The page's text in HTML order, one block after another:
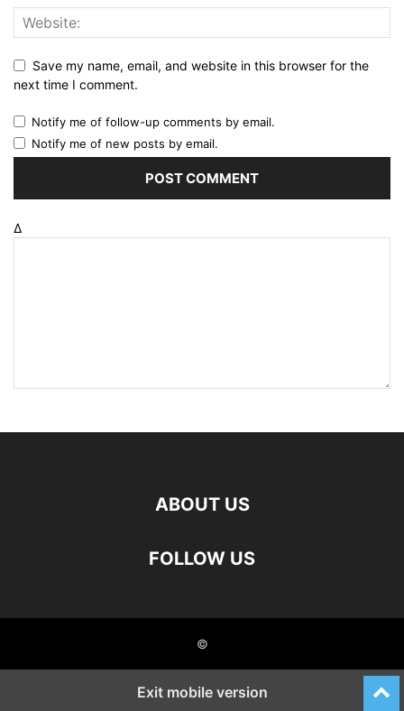
Save my name, email, and website in this browser for the
next time I comment.
Notify me of follow-up comments by email.
Notify me of new posts by email.
Δ
ABOUT US
FOLLOW US
©
Exit mobile version